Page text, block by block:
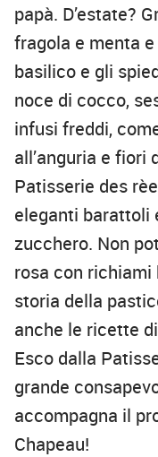
papà. D’estate?
fragola e menta
basilico e gli
noce di cocco,
infusi freddi,
all’anguria e fiori
Patisserie des
eleganti barattoli
zucchero. Non
rosa con
storia della
anche le ricette
Esco dalla
grande
accompagna il
Chapeau!